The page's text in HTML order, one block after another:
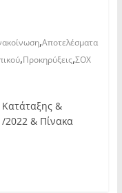
,Αποτελέσματα
,Προκηρύξεις,ΣΟΧ
&
& Πίνακα